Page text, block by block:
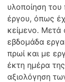
υλοποίηση του
έργου, όπως
κείμενο. Μετά
εβδομάδα
πρωί και με
έκτη ημέρα
αξιολόγηση